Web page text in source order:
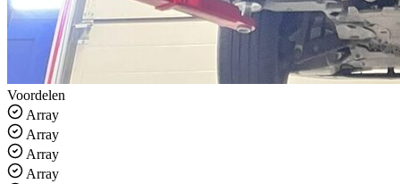
Voordelen
Array
Array
Array
Array